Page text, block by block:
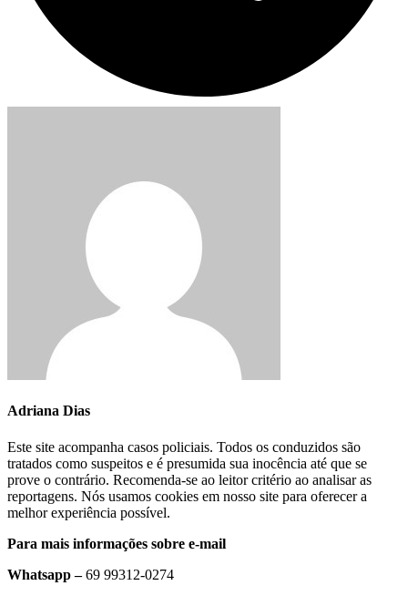
Adriana Dias
Este site acompanha casos policiais. Todos os conduzidos são
tratados como suspeitos e é presumida sua inocência até que se
prove o contrário. Recomenda-se ao leitor critério ao analisar as
reportagens. Nós usamos cookies em nosso site para oferecer a
melhor experiência possível.
Para mais informações sobre e-mail
Whatsapp –69 99312-0274